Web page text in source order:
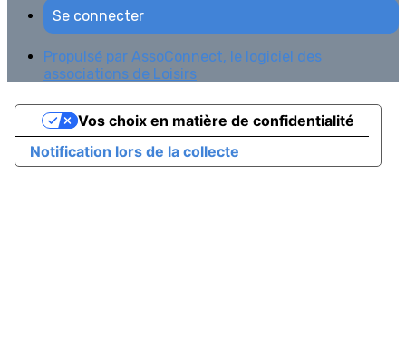
Se connecter
Propulsé par AssoConnect, le logiciel des
associations de Loisirs
Notification lors de la collecte
Vos choix en matière de confidentialité